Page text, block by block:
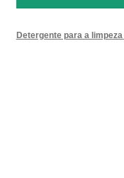
Detergente para a